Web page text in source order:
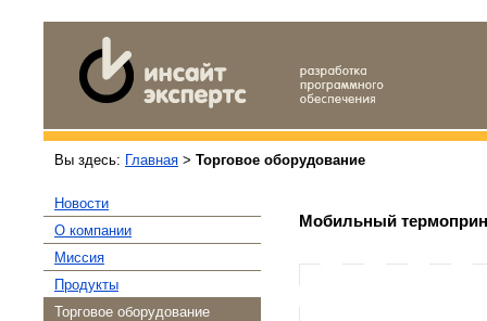
Вы здесь: Главная > Торговое оборудование
Новости
О компании
Миссия
Продукты
Торговое оборудование
Мобильный